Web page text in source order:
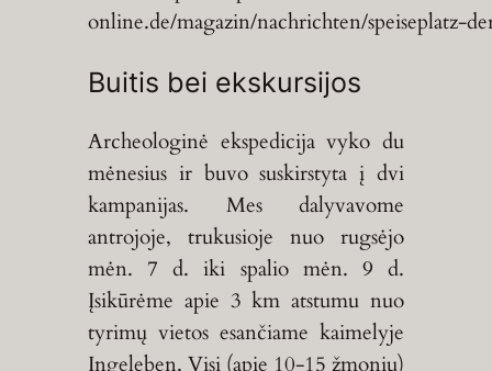
online.de/magazin/nachrichten/speiseplatz-
Buitis bei ekskursijos
Archeologinė ekspedicija vyko du
mėnesius ir buvo suskirstyta į dvi
kampanijas. Mes dalyvavome
antrojoje, trukusioje nuo rugsėjo
mėn. 7 d. iki spalio mėn. 9 d.
Įsikūrėme apie 3 km atstumu nuo
tyrimų vietos esančiame kaimelyje
Ingeleben. Visi (apie 10-15 žmonių)